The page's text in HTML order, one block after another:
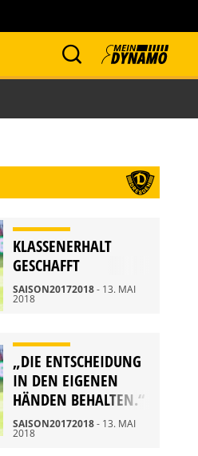
KLASSENERHALT
GESCHAFFT
SAISON20172018- 13. MAI
2018
„DIE ENTSCHEIDUNG
IN DEN EIGENEN
HÄNDEN BEHALTEN.“
SAISON20172018- 13. MAI
2018